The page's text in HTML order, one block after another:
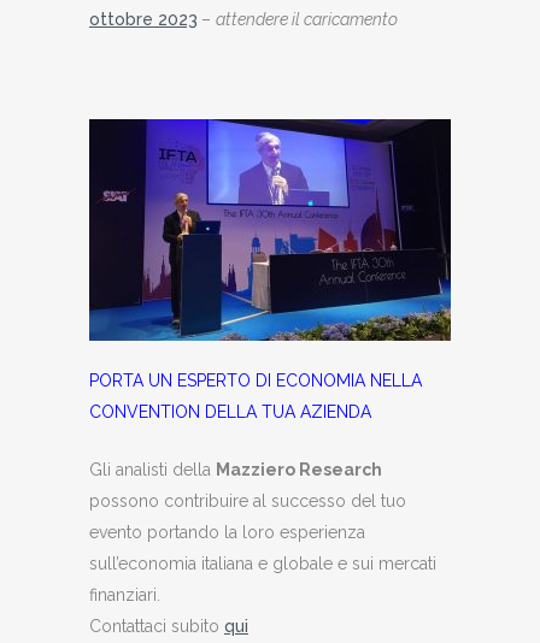
ottobre 2023 – attendere il caricamento
PORTA UN ESPERTO DI ECONOMIA NELLA
CONVENTION DELLA TUA AZIENDA
Gli analisti della Mazziero Research
possono contribuire al successo del tuo
evento portando la loro esperienza
sull’economia italiana e globale e sui mercati
finanziari.
Contattaci subito qui